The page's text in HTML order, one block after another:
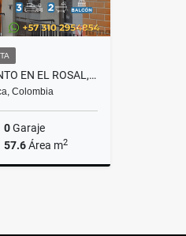
VENDO APARTAMENTO EN EL ROSAL, CUNDINAMARCA
Colombia
0Garaje
57.6Área m2